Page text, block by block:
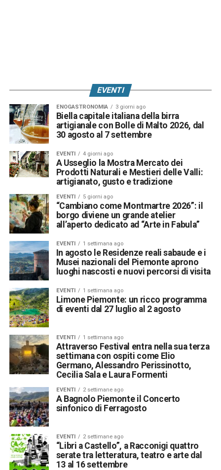
EVENTI
ENOGASTRONOMIA 3 giorni ago
Biella capitale italiana della birra
artigianale con Bolle di Malto 2026, dal
30 agosto al 7 settembre
EVENTI 4 giorni ago
A Usseglio la Mostra Mercato dei
Prodotti Naturali e Mestieri delle Valli:
artigianato, gusto e tradizione
EVENTI 5 giorni ago
“Cambiano come Montmartre 2026”: il
borgo diviene un grande atelier
all’aperto dedicato ad “Arte in Fabula”
EVENTI 1 settimana ago
In agosto le Residenze reali sabaude e i
Musei nazionali del Piemonte aprono
luoghi nascosti e nuovi percorsi di visita
EVENTI 1 settimana ago
Limone Piemonte: un ricco programma
di eventi dal 27 luglio al 2 agosto
EVENTI 1 settimana ago
Attraverso Festival entra nella sua terza
settimana con ospiti come Elio
Germano, Alessandro Perissinotto,
Cecilia Sala e Laura Formenti
EVENTI 2 settimane ago
A Bagnolo Piemonte il Concerto
sinfonico di Ferragosto
EVENTI 2 settimane ago
“Libri a Castello”, a Racconigi quattro
serate tra letteratura, teatro e arte dal
13 al 16 settembre